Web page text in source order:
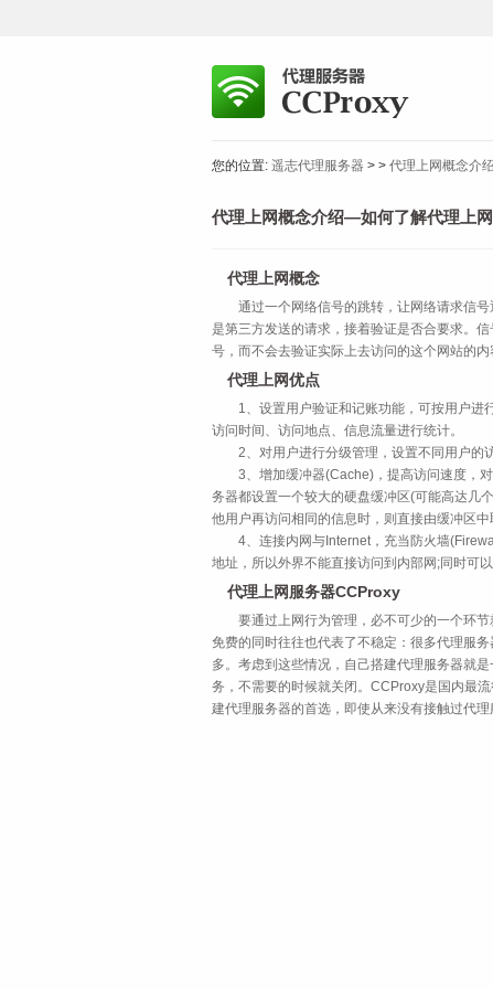
您的位置: 遥志代理服务器 > > 代理上网概念介
代理上网概念介绍—如何了解代理上网
代理上网概念
通过一个网络信号的跳转，让网络请求信号
是第三方发送的请求，接着验证是否合要求。
号，而不会去验证实际上去访问的这个网站的
代理上网优点
1、设置用户验证和记账功能，可按用户进
访问时间、访问地点、信息流量进行统计。
2、对用户进行分级管理，设置不同用户的访
3、增加缓冲器(Cache)，提高访问速度，对
务器都设置一个较大的硬盘缓冲区(可能高达几
他用户再访问相同的信息时，则直接由缓冲区
4、连接内网与Internet，充当防火墙
地址，所以外界不能直接访问到内部网;同时可
代理上网服务器CCProxy
要通过上网行为管理，必不可少的一个环节
免费的同时往往也代表了不稳定：很多代理服
多。考虑到这些情况，自己搭建代理服务器就
务，不需要的时候就关闭。CCProxy是国内最
建代理服务器的首选，即使从来没有接触过代